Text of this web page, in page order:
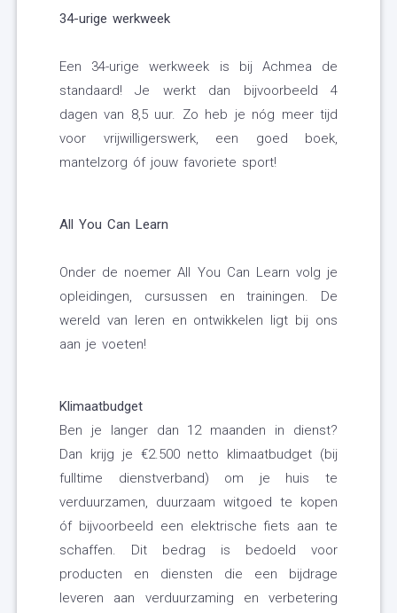
34-urige werkweek
Een 34-urige werkweek is bij Achmea de
standaard! Je werkt dan bijvoorbeeld 4
dagen van 8,5 uur. Zo heb je nóg meer tijd
voor vrijwilligerswerk, een goed boek,
mantelzorg óf jouw favoriete sport!
All You Can Learn
Onder de noemer All You Can Learn volg je
opleidingen, cursussen en trainingen. De
wereld van leren en ontwikkelen ligt bij ons
aan je voeten!
Klimaatbudget
Ben je langer dan 12 maanden in dienst?
Dan krijg je €2.500 netto klimaatbudget (bij
fulltime dienstverband) om je huis te
verduurzamen, duurzaam witgoed te kopen
óf bijvoorbeeld een elektrische fiets aan te
schaffen. Dit bedrag is bedoeld voor
producten en diensten die een bijdrage
leveren aan verduurzaming en verbetering